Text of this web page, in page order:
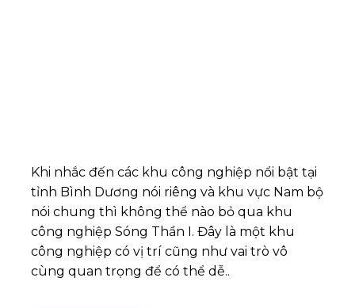
Khi nhắc đến các khu công nghiệp nổi bật tại
tỉnh Bình Dương nói riêng và khu vực Nam bộ
nói chung thì không thể nào bỏ qua khu
công nghiệp Sóng Thần I. Đây là một khu
công nghiệp có vị trí cũng như vai trò vô
cùng quan trọng để có thể dễ..